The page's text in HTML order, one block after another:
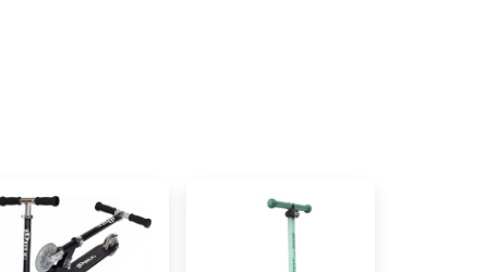
voor deze kinderstep? Omdat
functioneel voertuig is, maar
van evenwicht en